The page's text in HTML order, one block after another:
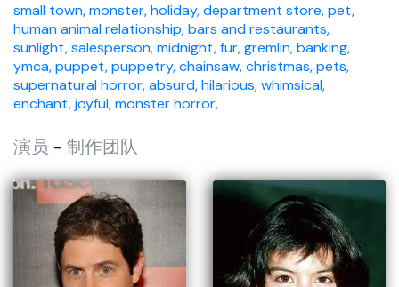
small town,monster,holiday,department store,pet,
human animal relationship,bars and restaurants,
sunlight,salesperson,midnight,fur,gremlin,banking,
ymca,puppet,puppetry,chainsaw,christmas,pets,
supernatural horror,absurd,hilarious,whimsical,
enchant,joyful,monster horror,
演员 - 制作团队